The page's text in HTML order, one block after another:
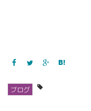
ブログ